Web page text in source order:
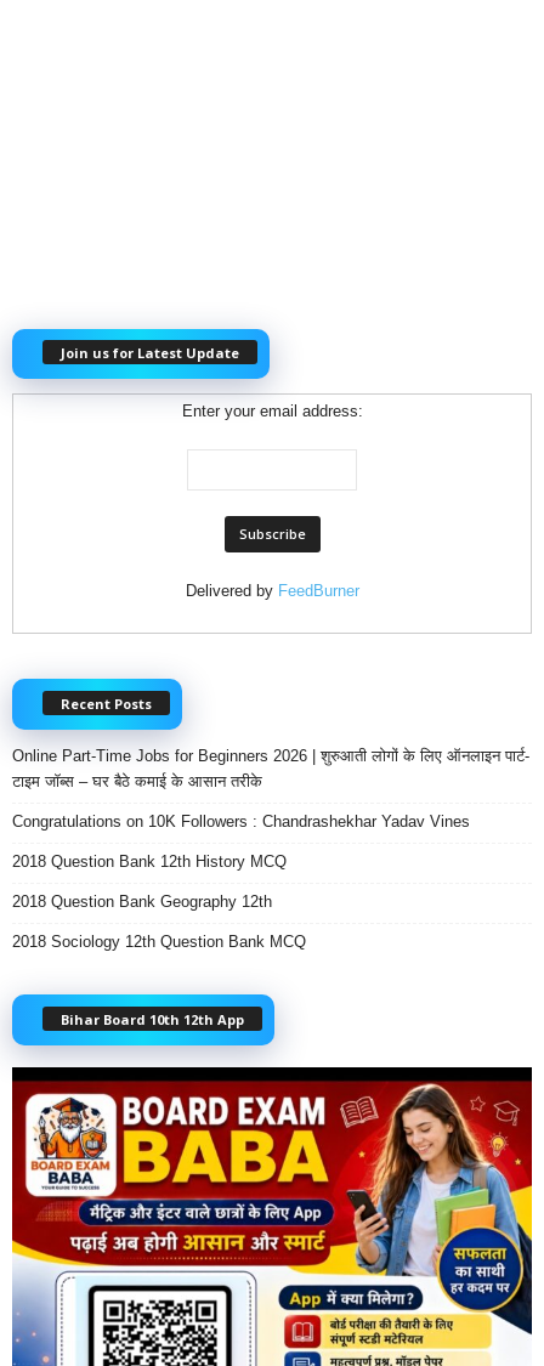
Join us for Latest Update
Enter your email address:
Delivered by FeedBurner
Recent Posts
Online Part-Time Jobs for Beginners 2026 | शुरुआती लोगों के लिए ऑनलाइन पार्ट-
टाइम जॉब्स – घर बैठे कमाई के आसान तरीके
Congratulations on 10K Followers : Chandrashekhar Yadav Vines
2018 Question Bank 12th History MCQ
2018 Question Bank Geography 12th
2018 Sociology 12th Question Bank MCQ
Bihar Board 10th 12th App